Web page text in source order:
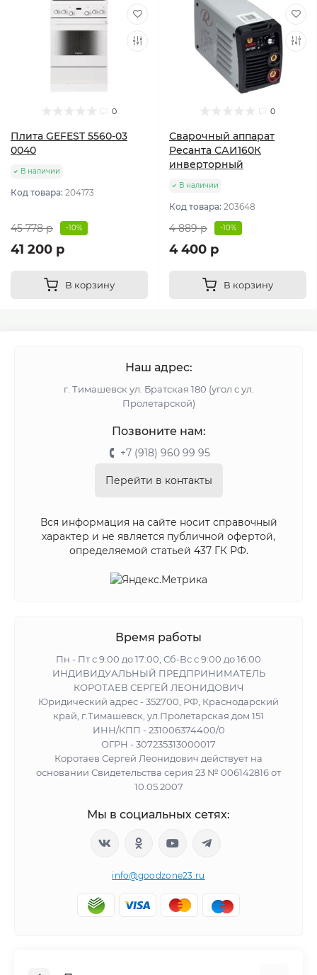
0
Плита GEFEST 5560-03
0040
В наличии
Код товара: 204173
45 778 р -10%
41 200 р
В корзину
0
Сварочный аппарат
Ресанта САИ160К
инверторный
В наличии
Код товара: 203648
4 889 р -10%
4 400 р
В корзину
Наш адрес:
г. Тимашевск ул. Братская 180 (угол с ул.
Пролетарской)
Позвоните нам:
+7 (918) 960 99 95
Перейти в контакты
Вся информация на сайте носит справочный
характер и не является публичной офертой,
определяемой статьей 437 ГК РФ.
Время работы
Пн - Пт с 9:00 до 17:00, Сб-Вс с 9:00 до 16:00
ИНДИВИДУАЛЬНЫЙ ПРЕДПРИНИМАТЕЛЬ
КОРОТАЕВ СЕРГЕЙ ЛЕОНИДОВИЧ
Юридический адрес - 352700, РФ, Краснодарский
край, г.Тимашевск, ул.Пролетарская дом 151
ИНН/КПП - 231006374400/0
ОГРН - 307235313000017
Коротаев Сергей Леонидович действует на
основании Свидетельства серия 23 № 006142816 от
10.05.2007
Мы в социальных сетях:
info@goodzone23.ru